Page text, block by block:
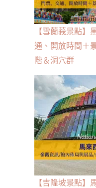
【雪蘭莪景點】
通、開放時間＋
階＆洞穴群
【吉隆坡景點】